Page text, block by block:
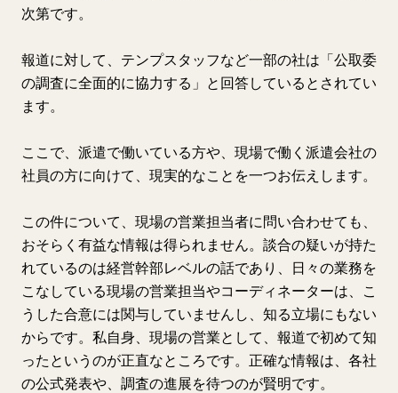
次第です。
報道に対して、テンプスタッフなど一部の社は「公取委
の調査に全面的に協力する」と回答しているとされてい
ます。
ここで、派遣で働いている方や、現場で働く派遣会社の
社員の方に向けて、現実的なことを一つお伝えします。
この件について、現場の営業担当者に問い合わせても、
おそらく有益な情報は得られません。談合の疑いが持た
れているのは経営幹部レベルの話であり、日々の業務を
こなしている現場の営業担当やコーディネーターは、こ
うした合意には関与していませんし、知る立場にもない
からです。私自身、現場の営業として、報道で初めて知
ったというのが正直なところです。正確な情報は、各社
の公式発表や、調査の進展を待つのが賢明です。